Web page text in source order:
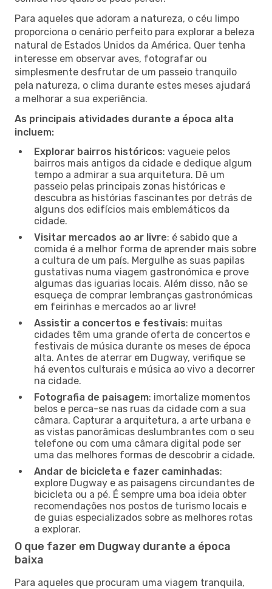
Para aqueles que adoram a natureza, o céu limpo
proporciona o cenário perfeito para explorar a beleza
natural de Estados Unidos da América. Quer tenha
interesse em observar aves, fotografar ou
simplesmente desfrutar de um passeio tranquilo
pela natureza, o clima durante estes meses ajudará
a melhorar a sua experiência.
As principais atividades durante a época alta
incluem:
Explorar bairros históricos: vagueie pelos
bairros mais antigos da cidade e dedique algum
tempo a admirar a sua arquitetura. Dê um
passeio pelas principais zonas históricas e
descubra as histórias fascinantes por detrás de
alguns dos edifícios mais emblemáticos da
cidade.
Visitar mercados ao ar livre: é sabido que a
comida é a melhor forma de aprender mais sobre
a cultura de um país. Mergulhe as suas papilas
gustativas numa viagem gastronómica e prove
algumas das iguarias locais. Além disso, não se
esqueça de comprar lembranças gastronómicas
em feirinhas e mercados ao ar livre!
Assistir a concertos e festivais: muitas
cidades têm uma grande oferta de concertos e
festivais de música durante os meses de época
alta. Antes de aterrar em Dugway, verifique se
há eventos culturais e música ao vivo a decorrer
na cidade.
Fotografia de paisagem: imortalize momentos
belos e perca-se nas ruas da cidade com a sua
câmara. Capturar a arquitetura, a arte urbana e
as vistas panorâmicas deslumbrantes com o seu
telefone ou com uma câmara digital pode ser
uma das melhores formas de descobrir a cidade.
Andar de bicicleta e fazer caminhadas:
explore Dugway e as paisagens circundantes de
bicicleta ou a pé. É sempre uma boa ideia obter
recomendações nos postos de turismo locais e
de guias especializados sobre as melhores rotas
a explorar.
O que fazer em Dugway durante a época
baixa
Para aqueles que procuram uma viagem tranquila,